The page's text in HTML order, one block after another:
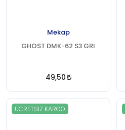
Mekap
GHOST DMK-62 S3 GRİ
49,50
ÜCRETSIZ KARGO